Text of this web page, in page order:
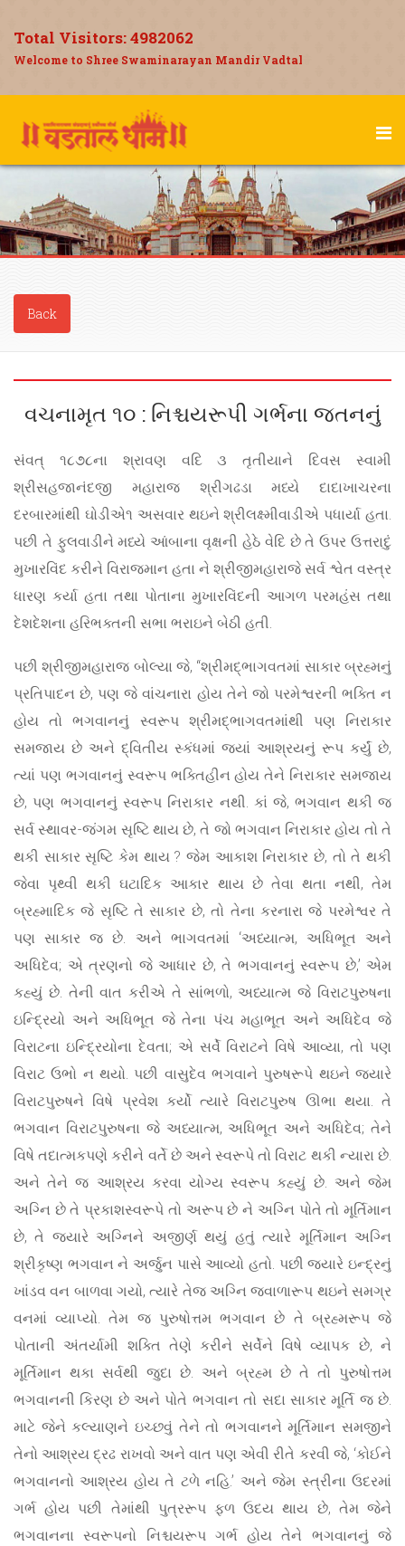
Total Visitors:4982062
Welcome to Shree Swaminarayan Mandir Vadtal
Back
વચનામૃત ૧૦ : નિશ્ચયરૂપી ગર્ભના જતનનું
સંવત્ ૧૮૭૮ના શ્રાવણ વદિ ૩ તૃતીયાને દિવસ સ્વામી
શ્રીસહજાનંદજી મહારાજ શ્રીગઢડા મધ્યે દાદાખાચરના
દરબારમાંથી ઘોડીએ૧ અસવાર થઇને શ્રીલક્ષ્મીવાડીએ પધાર્યા હતા.
પછી તે ફુલવાડીને મધ્યે આંબાના વૃક્ષની હેઠે વેદિ છે તે ઉપર ઉત્તરાદું
મુખારવિંદ કરીને વિરાજમાન હતા ને શ્રીજીમહારાજે સર્વ શ્વેત વસ્ત્ર
ધારણ કર્યા હતા તથા પોતાના મુખારવિંદની આગળ પરમહંસ તથા
દેશદેશના હરિભક્તની સભા ભરાઇને બેઠી હતી.
પછી શ્રીજીમહારાજ બોલ્યા જે, “શ્રીમદ્‌ભાગવતમાં સાકાર બ્રહ્મનું
પ્રતિપાદન છે, પણ જે વાંચનારા હોય તેને જો પરમેશ્વરની ભક્તિ ન
હોય તો ભગવાનનું સ્વરૂપ શ્રીમદ્‌ભાગવતમાંથી પણ નિરાકાર
સમજાય છે અને દ્વિતીય સ્કંધમાં જ્યાં આશ્રયનું રૂપ કર્યું છે,
ત્યાં પણ ભગવાનનું સ્વરૂપ ભક્તિહીન હોય તેને નિરાકાર સમજાય
છે, પણ ભગવાનનું સ્વરૂપ નિરાકાર નથી. કાં જે, ભગવાન થકી જ
સર્વ સ્થાવર-જંગમ સૃષ્ટિ થાય છે, તે જો ભગવાન નિરાકાર હોય તો તે
થકી સાકાર સૃષ્ટિ કેમ થાય ? જેમ આકાશ નિરાકાર છે, તો તે થકી
જેવા પૃથ્વી થકી ઘટાદિક આકાર થાય છે તેવા થતા નથી, તેમ
બ્રહ્માદિક જે સૃષ્ટિ તે સાકાર છે, તો તેના કરનારા જે પરમેશ્વર તે
પણ સાકાર જ છે. અને ભાગવતમાં ‘અધ્યાત્મ, અધિભૂત અને
અધિદેવ; એ ત્રણનો જે આધાર છે, તે ભગવાનનું સ્વરૂપ છે,’ એમ
કહ્યું છે. તેની વાત કરીએ તે સાંભળો, અધ્યાત્મ જે વિરાટપુરુષના
ઇન્દ્રિયો અને અધિભૂત જે તેના પંચ મહાભૂત અને અધિદેવ જે
વિરાટના ઇન્દ્રિયોના દેવતા; એ સર્વે વિરાટને વિષે આવ્યા, તો પણ
વિરાટ ઉભો ન થયો. પછી વાસુદેવ ભગવાને પુરુષરૂપે થઇને જ્યારે
વિરાટપુરુષને વિષે પ્રવેશ કર્યો ત્યારે વિરાટપુરુષ ઊભા થયા. તે
ભગવાન વિરાટપુરુષના જે અધ્યાત્મ, અધિભૂત અને અધિદેવ; તેને
વિષે તદાત્મકપણે કરીને વર્તે છે અને સ્વરૂપે તો વિરાટ થકી ન્યારા છે.
અને તેને જ આશ્રય કરવા યોગ્ય સ્વરૂપ કહ્યું છે. અને જેમ
અગ્નિ છે તે પ્રકાશસ્વરૂપે તો અરૂપ છે ને અગ્નિ પોતે તો મૂર્તિમાન
છે, તે જ્યારે અગ્નિને અજીર્ણ થયું હતું ત્યારે મૂર્તિમાન અગ્નિ
શ્રીકૃષ્ણ ભગવાન ને અર્જુન પાસે આવ્યો હતો. પછી જ્યારે ઇન્દ્રનું
ખાંડવ વન બાળવા ગયો, ત્યારે તેજ અગ્નિ જ્વાળારૂપ થઇને સમગ્ર
વનમાં વ્યાપ્યો. તેમ જ પુરુષોત્તમ ભગવાન છે તે બ્રહ્મરૂપ જે
પોતાની અંતર્યામી શક્તિ તેણે કરીને સર્વેને વિષે વ્યાપક છે, ને
મૂર્તિમાન થકા સર્વથી જુદા છે. અને બ્રહ્મ છે તે તો પુરુષોત્તમ
ભગવાનની કિરણ છે અને પોતે ભગવાન તો સદા સાકાર મૂર્તિ જ છે.
માટે જેને કલ્યાણને ઇચ્છવું તેને તો ભગવાનને મૂર્તિમાન સમજીને
તેનો આશ્રય દ્રઢ રાખવો અને વાત પણ એવી રીતે કરવી જે, ‘કોઈને
ભગવાનનો આશ્રય હોય તે ટળે નહિ.’ અને જેમ સ્ત્રીના ઉદરમાં
ગર્ભ હોય પછી તેમાંથી પુત્રરૂપ ફળ ઉદય થાય છે, તેમ જેને
ભગવાનના સ્વરૂપનો નિશ્ચયરૂપ ગર્ભ હોય તેને ભગવાનનું જે